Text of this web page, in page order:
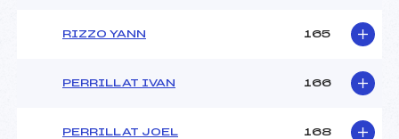
RIZZO YANN 165
PERRILLAT IVAN 166
PERRILLAT JOEL 168